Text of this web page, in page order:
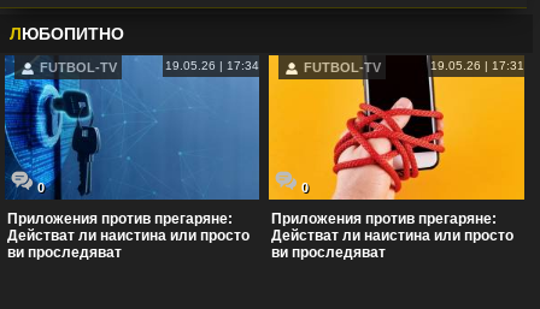
Във: Рио Фърдинанд: Джуд Белингам ще спечели Златната топка
ЛЮБОПИТНО
FUTBOL-TV 19.05.26 | 17:34
0
Приложения против прегаряне:
Действат ли наистина или просто
ви проследяват
FUTBOL-TV 19.05.26 | 17:31
0
Приложения против прегаряне:
Действат ли наистина или просто
ви проследяват